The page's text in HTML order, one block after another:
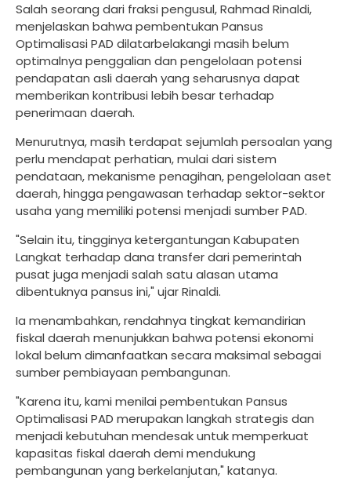
Salah seorang dari fraksi pengusul, Rahmad Rinaldi,
menjelaskan bahwa pembentukan Pansus
Optimalisasi PAD dilatarbelakangi masih belum
optimalnya penggalian dan pengelolaan potensi
pendapatan asli daerah yang seharusnya dapat
memberikan kontribusi lebih besar terhadap
penerimaan daerah.
Menurutnya, masih terdapat sejumlah persoalan yang
perlu mendapat perhatian, mulai dari sistem
pendataan, mekanisme penagihan, pengelolaan aset
daerah, hingga pengawasan terhadap sektor-sektor
usaha yang memiliki potensi menjadi sumber PAD.
"Selain itu, tingginya ketergantungan Kabupaten
Langkat terhadap dana transfer dari pemerintah
pusat juga menjadi salah satu alasan utama
dibentuknya pansus ini," ujar Rinaldi.
Ia menambahkan, rendahnya tingkat kemandirian
fiskal daerah menunjukkan bahwa potensi ekonomi
lokal belum dimanfaatkan secara maksimal sebagai
sumber pembiayaan pembangunan.
"Karena itu, kami menilai pembentukan Pansus
Optimalisasi PAD merupakan langkah strategis dan
menjadi kebutuhan mendesak untuk memperkuat
kapasitas fiskal daerah demi mendukung
pembangunan yang berkelanjutan," katanya.